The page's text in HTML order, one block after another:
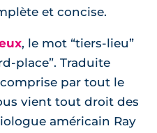
et concise.
, le mot “tiers-lieu”
place”. Traduite
par tout le
vient tout droit des
américain Ray